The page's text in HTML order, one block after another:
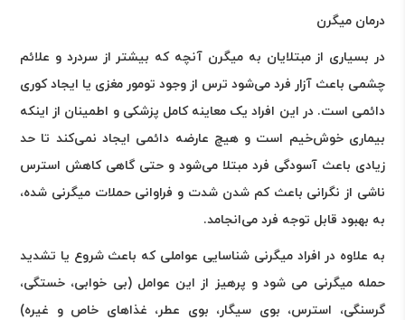
درمان میگرن
در بسیاری از مبتلایان به میگرن آنچه که بیشتر از سردرد و علائم
چشمی باعث آزار فرد می‌شود ترس از وجود تومور مغزی یا ایجاد کوری
دائمی است. در این افراد یک معاینه کامل پزشکی و اطمینان از اینکه
بیماری خوش‌خیم است و هیچ عارضه دائمی ایجاد نمی‌کند تا حد
زیادی باعث آسودگی فرد مبتلا می‌شود و حتی گاهی کاهش استرس
ناشی از نگرانی باعث کم شدن شدت و فراوانی حملات میگرنی شده،
به بهبود قابل توجه فرد می‌انجامد.
به علاوه در افراد میگرنی شناسایی عواملی که باعث شروع یا تشدید
حمله میگرنی می شود و پرهیز از این عوامل (بی خوابی، خستگی،
گرسنگی، استرس، بوی سیگار، بوی عطر، غذاهای خاص و غیره)